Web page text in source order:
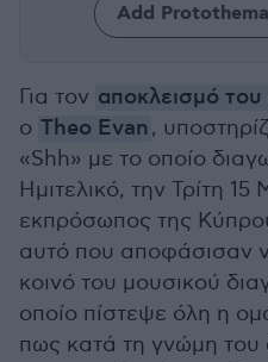
Add
Για τον αποκλεισμό
ο Theo Evan,
«Shh» με το οποίο
Ημιτελικό, την Τρίτη
εκπρόσωπος της
αυτό που αποφάσισαν
κοινό του μουσικού
οποίο πίστεψε όλη η
πως κατά τη γνώμη του